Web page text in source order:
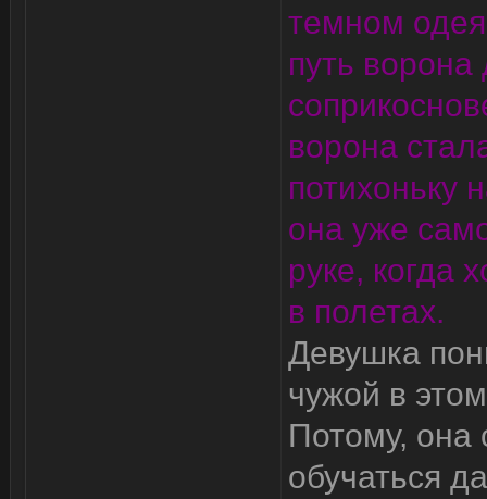
темном
путь
ворона
потихоньку
она уже
руке, когда
в полетах.
Девушка
чужой в
Потому, она
обучаться